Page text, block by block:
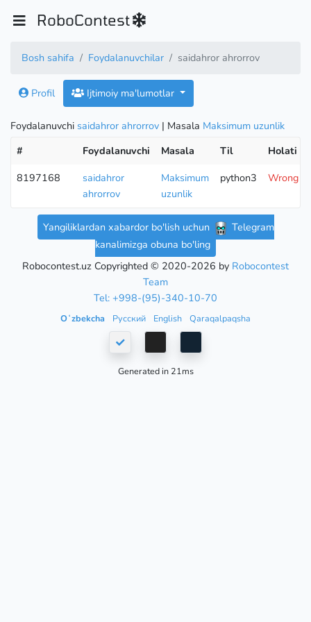
RoboContest
Bosh sahifa Foydalanuvchilar saidahror ahrorrov
Profil Ijtimoiy ma'lumotlar
Foydalanuvchi saidahror ahrorrov | Masala Maksimum uzunlik
#
Foydalanuvchi Masala Til
Holati
8197168
saidahror
ahrorrov
Maksimum
uzunlik
python3 Wrong
Yangiliklardan xabardor bo'lish uchun
Telegram
kanalimizga obuna bo'ling
Robocontest.uz Copyrighted © 2020-2026 by Robocontest
Team
Tel: +998-(95)-340-10-70
Oʻzbekcha Русский English Qaraqalpaqsha
Generated in 21ms